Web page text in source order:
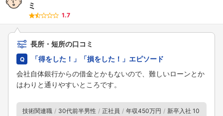
ミ
1.7
長所・短所の口コミ
「得をした！」「損をした！」エピソード
会社自体銀行からの借金とかもないので、難しいローンとか
はわりと通りやすいところです。
技術関連職 30代前半男性 正社員 年収450万円
新卒入社 10